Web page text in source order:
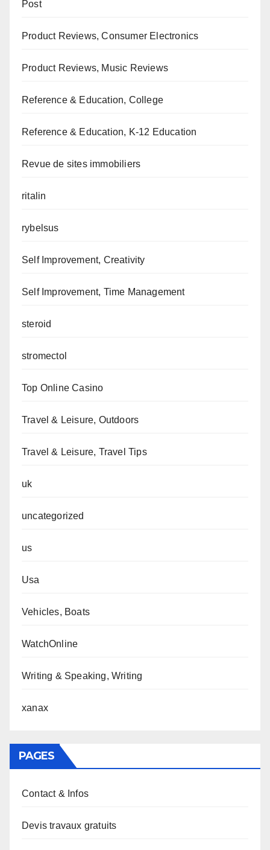
Post
Product Reviews, Consumer Electronics
Product Reviews, Music Reviews
Reference & Education, College
Reference & Education, K-12 Education
Revue de sites immobiliers
ritalin
rybelsus
Self Improvement, Creativity
Self Improvement, Time Management
steroid
stromectol
Top Online Casino
Travel & Leisure, Outdoors
Travel & Leisure, Travel Tips
uk
uncategorized
us
Usa
Vehicles, Boats
WatchOnline
Writing & Speaking, Writing
xanax
PAGES
Contact & Infos
Devis travaux gratuits